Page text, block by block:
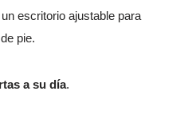
escritorio ajustable para
pie.
a su día.